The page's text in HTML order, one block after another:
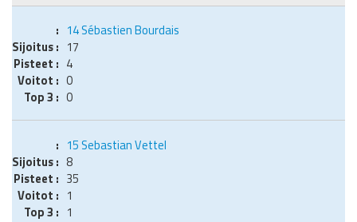
14Sébastien Bourdais
17
4
0
0
15 Sebastian Vettel
8
35
1
1